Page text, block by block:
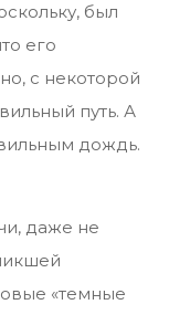
был
его
с некоторой
путь. А
дождь.
даже не
«темные